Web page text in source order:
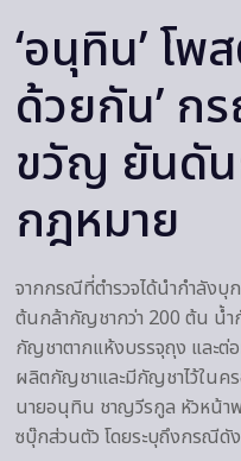
‘อนุทิน’ โพ
ด้วยกัน’ ก
ขวัญ ยันดั
กฎหมาย
จากกรณีที่ตำรวจได้นำกำลัง
ต้นกล้ากัญชากว่า 200 ต้น น้
กัญชาตากแห้งบรรจุถุง และต่อ
ผลิตกัญชาและมีกัญชาไว้ในค
นายอนุทิน ชาญวีรกูล หัวหน้า
ซบุ๊กส่วนตัว โดยระบุถึงกรณีดัง